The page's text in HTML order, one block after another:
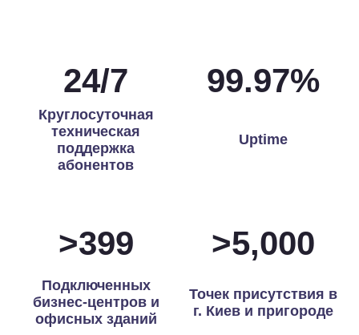
24/7
Круглосуточная
техническая
поддержка
абонентов
99.97%
Uptime
>400
Подключенных
бизнес-центров и
офисных зданий
>5,000
Точек присутствия в
г. Киев и пригороде